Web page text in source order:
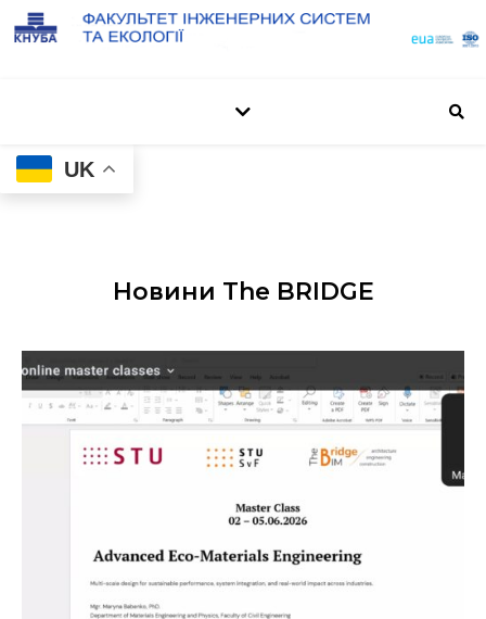
UK
Новини The BRIDGE